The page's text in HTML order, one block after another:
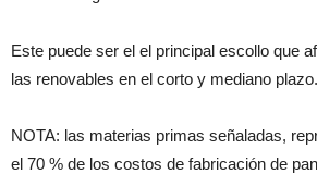
Este puede ser el el principal escollo que
las renovables en el corto y mediano plazo.
NOTA: las materias primas señaladas,
el 70 % de los costos de fabricación de